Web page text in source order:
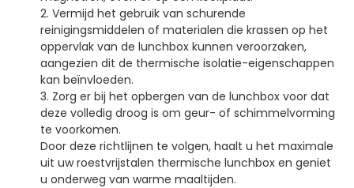
2. Vermijd het gebruik van schurende
reinigingsmiddelen of materialen die krassen op het
oppervlak van de lunchbox kunnen veroorzaken,
aangezien dit de thermische isolatie-eigenschappen
kan beïnvloeden.
3. Zorg er bij het opbergen van de lunchbox voor dat
deze volledig droog is om geur- of schimmelvorming
te voorkomen.
Door deze richtlijnen te volgen, haalt u het maximale
uit uw roestvrijstalen thermische lunchbox en geniet
u onderweg van warme maaltijden.